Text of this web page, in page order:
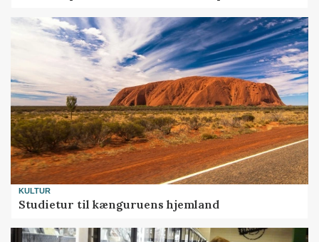
KULTUR
Studietur til kænguruens hjemland